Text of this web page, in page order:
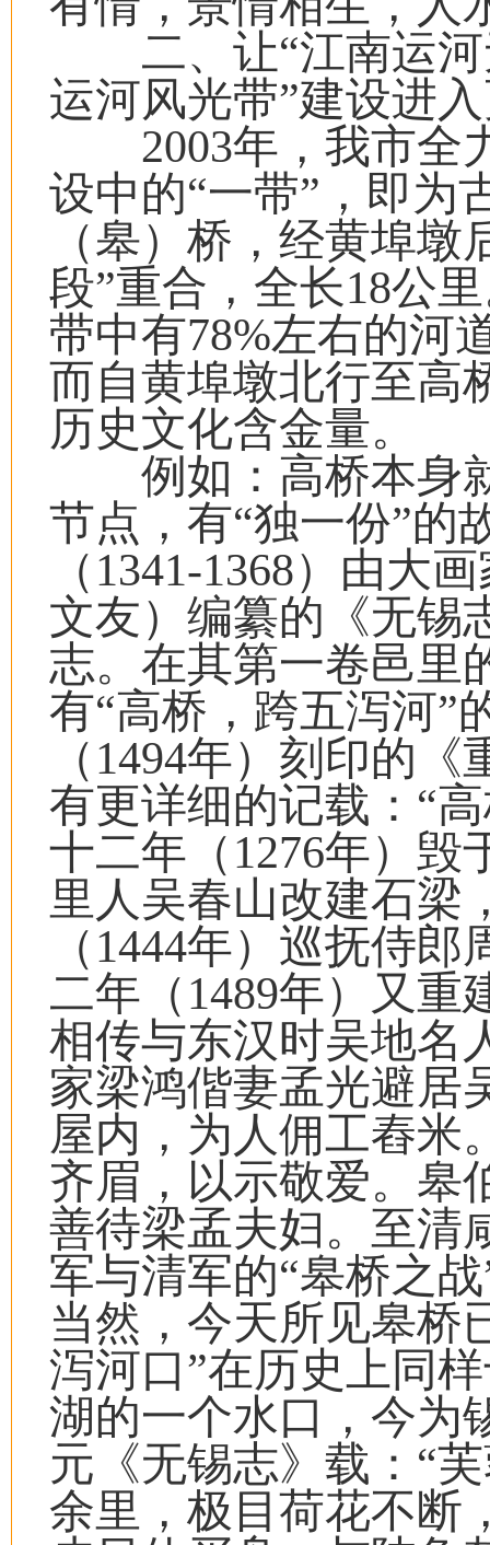
二、让“江南运河
运河风光带”建设进
2003年，我市全
设中的“一带”，即为
（皋）桥，经黄埠
段”重合，全长18公
带中有78%左右的河
而自黄埠墩北行至高
历史文化含金量。
例如：高桥本身就
节点，有“独一份”的
（1341-1368）由大
文友）编纂的《无锡
志。在其第一卷邑里
有“高桥，跨五泻河”
（1494年）刻印的
有更详细的记载：“
十二年（1276年）毁
里人吴春山改建石梁
（1444年）巡抚侍
二年（1489年）又重
相传与东汉时吴地名
家梁鸿偕妻孟光避居
屋内，为人佣工舂米
齐眉，以示敬爱。皋
善待梁孟夫妇。至清
军与清军的“皋桥之
当然，今天所见皋桥
泻河口”在历史上同
湖的一个水口，今为
元《无锡志》载：“
余里，极目荷花不断